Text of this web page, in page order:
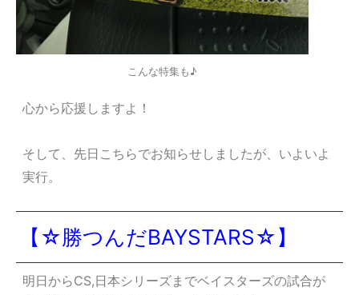
こんな特集も♪
心から応援しますよ！
そして、先日こちらでお知らせしましたが、いよいよ
実行。
【☆勝つんだBAYSTARS☆】
明日からCS,日本シリーズまでベイスターズの試合が